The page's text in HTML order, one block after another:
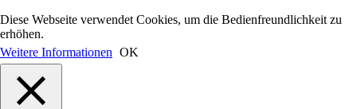
Diese Webseite verwendet Cookies, um die Bedienfreundlichkeit zu
erhöhen.
Weitere Informationen OK